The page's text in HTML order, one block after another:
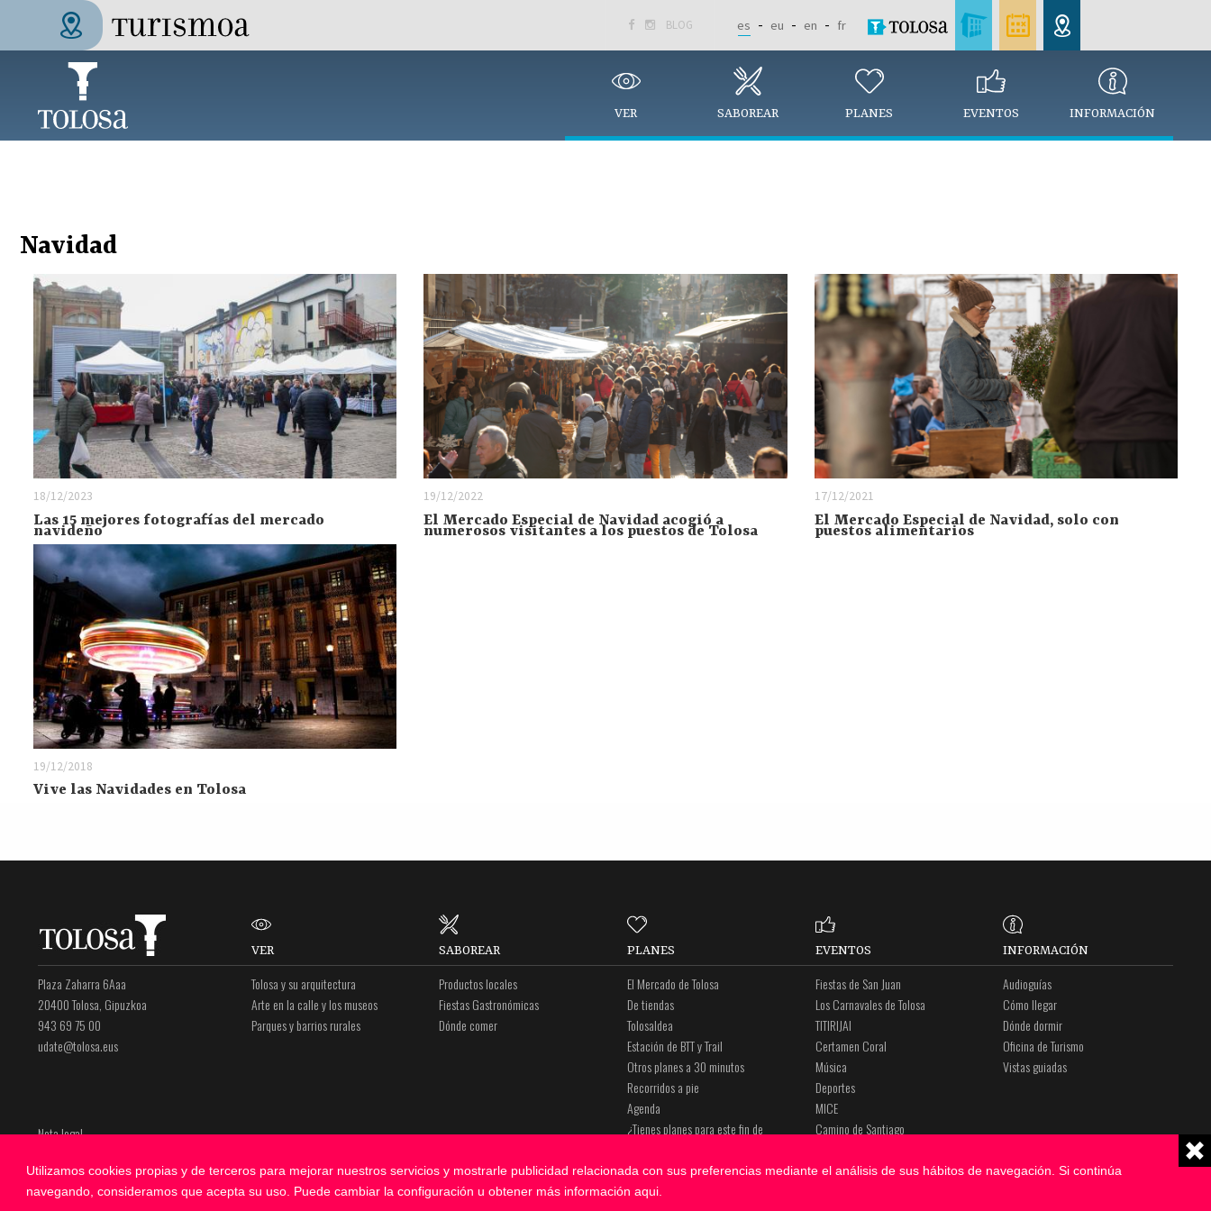
Pasar al contenido principal
Tolosa Turismoa
  BLOG es eu en fr
VER SABOREAR PLANES EVENTOS INFORMACIÓN
Navidad
18/12/2023
Las 15 mejores fotografías del mercado
navideño
19/12/2022
El Mercado Especial de Navidad acogió a
numerosos visitantes a los puestos de Tolosa
17/12/2021
El Mercado Especial de Navidad, solo con
puestos alimentarios
19/12/2018
Vive las Navidades en Tolosa
VER
Tolosa y su arquitectura
Arte en la calle y los museos
Parques y barrios rurales
SABOREAR
Productos locales
Fiestas Gastronómicas
Dónde comer
PLANES
El Mercado de Tolosa
De tiendas
Tolosaldea
Estación de BTT y Trail
Otros planes a 30 minutos
Recorridos a pie
Agenda
¿Tienes planes para este fin de
EVENTOS
Fiestas de San Juan
Los Carnavales de Tolosa
TITIRIJAI
Certamen Coral
Música
Deportes
MICE
Camino de Santiago
INFORMACIÓN
Audioguías
Cómo llegar
Dónde dormir
Oficina de Turismo
Vistas guiadas
Plaza Zaharra 6Aaa
20400 Tolosa, Gipuzkoa
943 69 75 00
udate@tolosa.eus
Nota legal
Política de cookies
Utilizamos cookies propias y de terceros para mejorar nuestros servicios y mostrarle publicidad relacionada con sus preferencias mediante el análisis de sus hábitos de navegación. Si continúa
navegando, consideramos que acepta su uso. Puede cambiar la configuración u obtener más información aqui.